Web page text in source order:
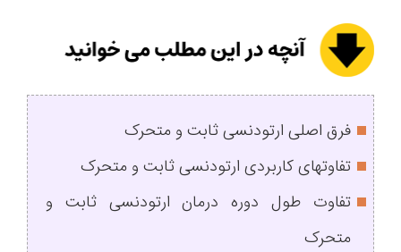
فرق اصلی ارتودنسی ثابت و متحرک
تفاوتهای کاربردی ارتودنسی ثابت و متحرک
تفاوت طول دوره درمان ارتودنسی ثابت و
متحرک